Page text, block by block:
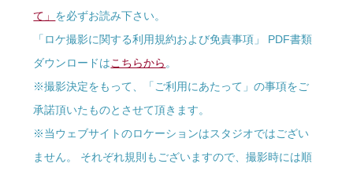
て」 を必ずお読み下さい。
「ロケ撮影に関する利用規約および免責事項」 PDF書類
ダウンロードはこちらから。
※撮影決定をもって、「ご利用にあたって」の事項をご
承諾頂いたものとさせて頂きます。
※当ウェブサイトのロケーションはスタジオではござい
ません。 それぞれ規則もございますので、撮影時には順